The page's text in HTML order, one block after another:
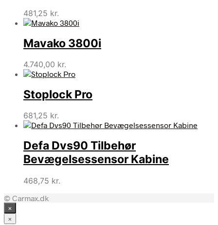
481,25 kr.
Mavako 3800i
4.740,00 kr.
Stoplock Pro
681,25 kr.
Defa Dvs90 Tilbehør
Bevægelsessensor Kabine
468,75 kr.
© Carmax.dk
×
×